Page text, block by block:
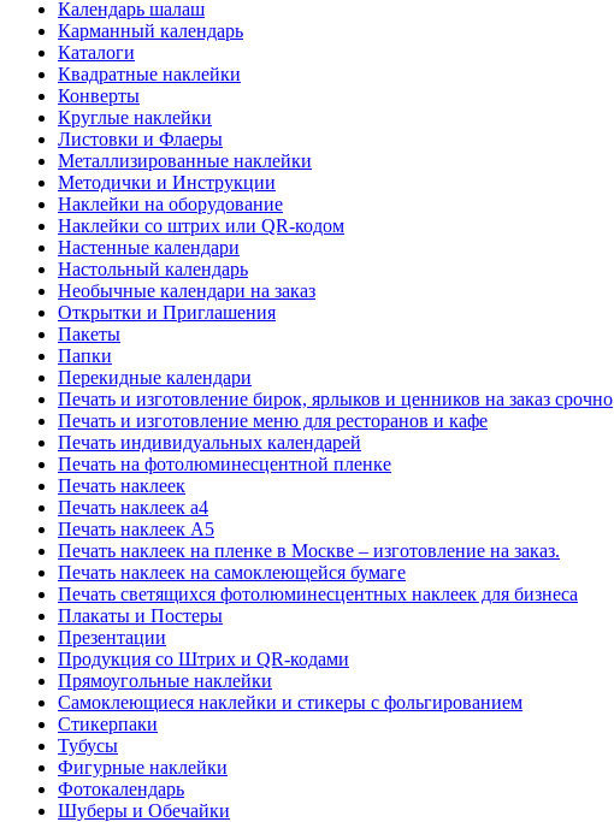
Календарь шалаш
Карманный календарь
Каталоги
Квадратные наклейки
Конверты
Круглые наклейки
Листовки и Флаеры
Металлизированные наклейки
Методички и Инструкции
Наклейки на оборудование
Наклейки со штрих или QR-кодом
Настенные календари
Настольный календарь
Необычные календари на заказ
Открытки и Приглашения
Пакеты
Папки
Перекидные календари
Печать и изготовление бирок, ярлыков и ценников на заказ срочно
Печать и изготовление меню для ресторанов и кафе
Печать индивидуальных календарей
Печать на фотолюминесцентной пленке
Печать наклеек
Печать наклеек а4
Печать наклеек А5
Печать наклеек на пленке в Москве – изготовление на заказ.
Печать наклеек на самоклеющейся бумаге
Печать светящихся фотолюминесцентных наклеек для бизнеса
Плакаты и Постеры
Презентации
Продукция со Штрих и QR-кодами
Прямоугольные наклейки
Самоклеющиеся наклейки и стикеры с фольгированием
Стикерпаки
Тубусы
Фигурные наклейки
Фотокалендарь
Шуберы и Обечайки